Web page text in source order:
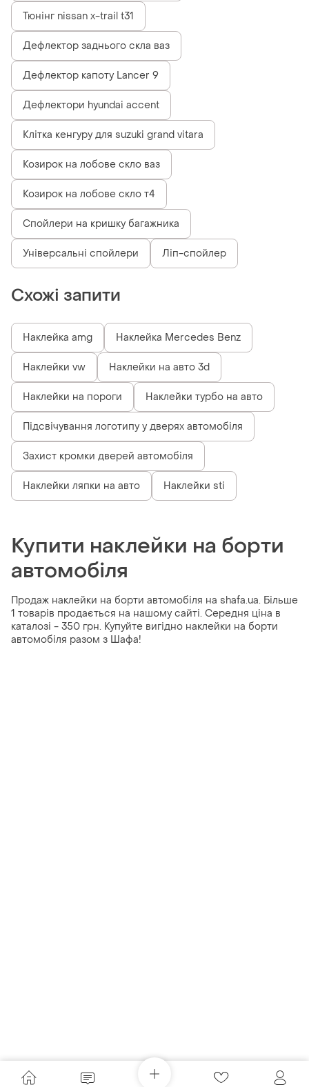
Тюнінг nissan x-trail t31
Дефлектор заднього скла ваз
Дефлектор капоту Lancer 9
Дефлектори hyundai accent
Клітка кенгуру для suzuki grand vitara
Козирок на лобове скло ваз
Козирок на лобове скло т4
Спойлери на кришку багажника
Універсальні спойлери Ліп-спойлер
Схожі запити
Наклейка amg Наклейка Mercedes Benz
Наклейки vw Наклейки на авто 3d
Наклейки на пороги Наклейки турбо на авто
Підсвічування логотипу у дверях автомобіля
Захист кромки дверей автомобіля
Наклейки ляпки на авто Наклейки sti
Купити наклейки на борти
автомобіля
Продаж наклейки на борти автомобіля на shafa.ua. Більше
1 товарів продається на нашому сайті. Середня ціна в
каталозі - 350 грн. Купуйте вигідно наклейки на борти
автомобіля разом з Шафа!